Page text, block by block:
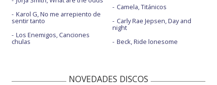
Karol G, No me arrepiento de
sentir tanto
Los Enemigos, Canciones
chulas
Camela, Titánicos
Carly Rae Jepsen, Day and
night
Beck, Ride lonesome
NOVEDADES DISCOS